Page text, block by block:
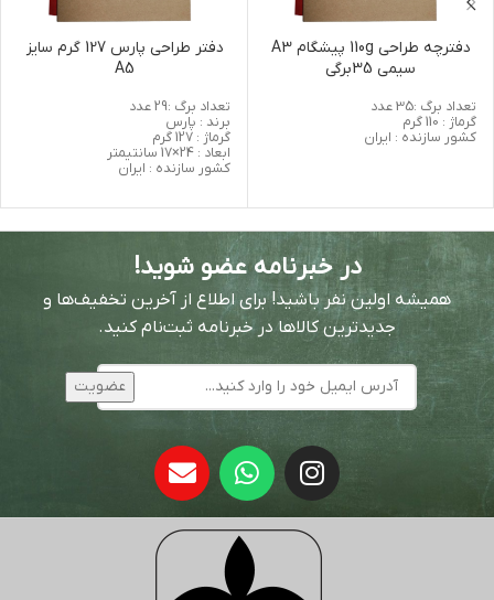
دفترچه طراحی 110g پیشگام A3
سیمی 35برگی
تعداد برگ :35 عدد
گرماژ : 110 گرم
کشور سازنده : ایران
دفتر طراحی پارس 127 گرم سایز
A5
تعداد برگ :29 عدد
برند : پارس
گرماژ : 127 گرم
ابعاد : 24×17 سانتیمتر
کشور سازنده : ایران
در خبرنامه عضو شوید!
همیشه اولین نفر باشید! برای اطلاع از آخرین تخفیف‌ها و
جدیدترین کالاها در خبرنامه ثبت‌نام کنید.